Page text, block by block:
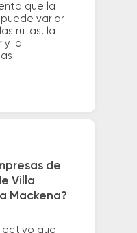
que la
variar
rutas, la
y la
de
Villa
Mackena?
que